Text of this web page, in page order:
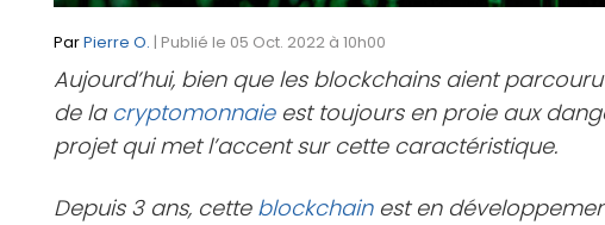
ParPierre O. | Publié le 05 Oct. 2022 à 10h00
Aujourd’hui, bien que les blockchains aient
de la cryptomonnaieest toujours en proie aux
projet qui met l’accent sur cette caractéristique.
Depuis 3 ans, cette blockchainest en